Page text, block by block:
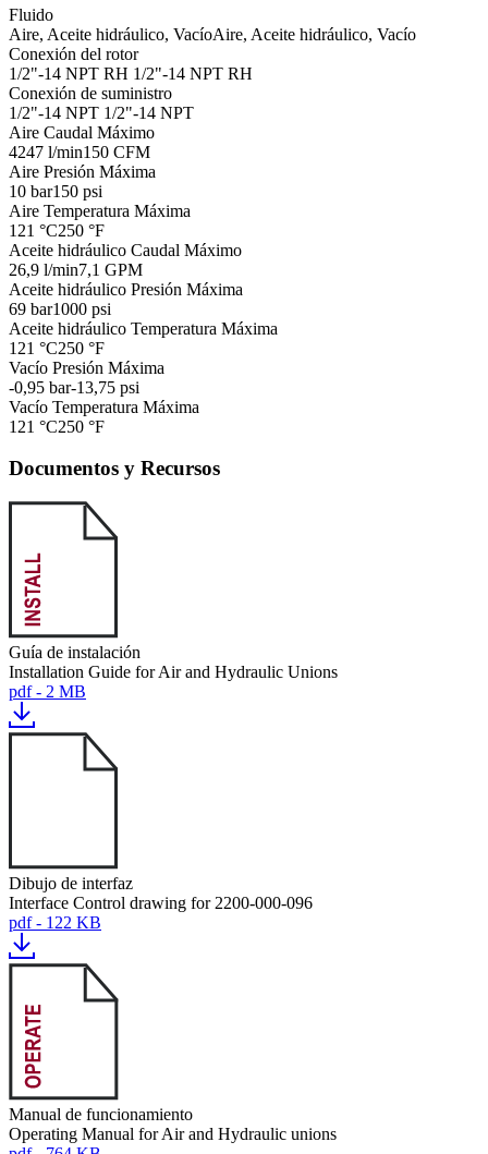
Fluido
Aire, Aceite hidráulico, VacíoAire, Aceite hidráulico, Vacío
Conexión del rotor
1/2"-14 NPT RH 1/2"-14 NPT RH
Conexión de suministro
1/2"-14 NPT 1/2"-14 NPT
Aire Caudal Máximo
4247 l/min150 CFM
Aire Presión Máxima
10 bar150 psi
Aire Temperatura Máxima
121 °C250 °F
Aceite hidráulico Caudal Máximo
26,9 l/min7,1 GPM
Aceite hidráulico Presión Máxima
69 bar1000 psi
Aceite hidráulico Temperatura Máxima
121 °C250 °F
Vacío Presión Máxima
-0,95 bar-13,75 psi
Vacío Temperatura Máxima
121 °C250 °F
Documentos y Recursos
Guía de instalación
Installation Guide for Air and Hydraulic Unions
pdf - 2 MB
Dibujo de interfaz
Interface Control drawing for 2200-000-096
pdf - 122 KB
Manual de funcionamiento
Operating Manual for Air and Hydraulic unions